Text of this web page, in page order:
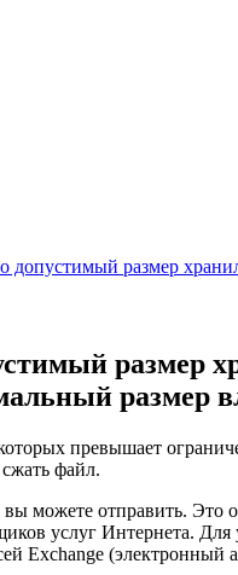
допустимый размер
размер
размер
превышает
файл.
можете отправить.
услуг Интернета.
Exchange